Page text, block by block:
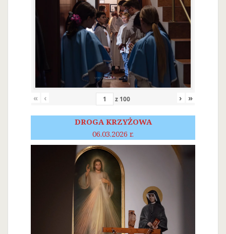
« ‹ z 100 › »
DROGA KRZYŻOWA
06.03.2026 r.